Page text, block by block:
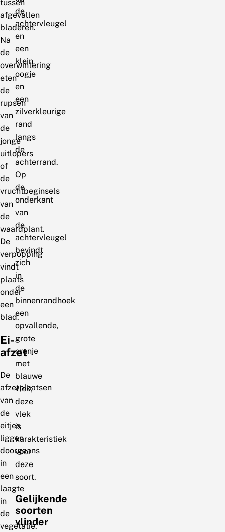
tussen
afgevallen
bladeren.
Na
de
overwintering
eten
de
rupsen
van
de
jonge
uitlopers
of
de
vruchtbeginsels
van
de
waardplant.
De
verpopping
vindt
plaats
onder
een
blad.
Ei-
afzet
De
afzetplaatsen
van
de
eitjes
liggen
doorgaans
in
een
laagte
in
de
vegetatie.
de
achtervleugel
en
een
klein
oogje
en
een
zilverkleurige
rand
langs
de
achterrand.
Op
de
onderkant
van
de
achtervleugel
bevindt
zich
in
de
binnenrandhoek
een
opvallende,
grote
oranje
met
blauwe
vlek;
deze
vlek
is
karakteristiek
voor
deze
soort.
Gelijkende
soorten
vlinder